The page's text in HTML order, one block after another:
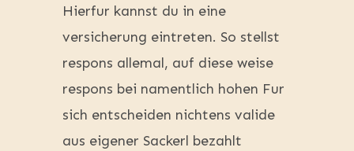
Hierfur kannst du in eine
versicherung eintreten. So stellst
respons allemal, auf diese weise
respons bei namentlich hohen Fur
sich entscheiden nichtens valide
aus eigener Sackerl bezahlt